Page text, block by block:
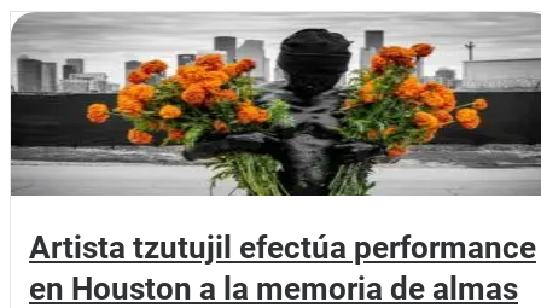
Artista tzutujil efectúa performance
en Houston a la memoria de almas